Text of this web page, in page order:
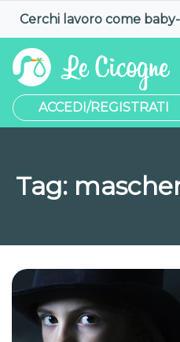
Cerchi lavoro come
ACCEDI/REGISTRATI
Tag: